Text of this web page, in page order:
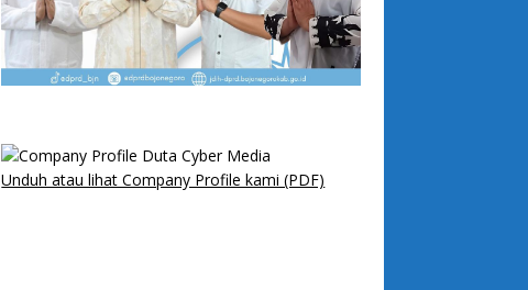
Unduh atau lihat Company Profile kami (PDF)